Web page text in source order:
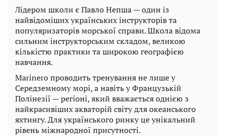
Лідером школи є Павло Непша — один із
найвідоміших українських інструкторів та
популяризаторів морської справи. Школа відома
сильним інструкторським складом, великою
кількістю практики та широкою географією
навчання.
Marinero проводить тренування не лише у
Середземному морі, а навіть у Французькій
Полінезії — регіоні, який вважається однією з
найкрасивіших акваторій світу для океанського
яхтингу. Для українського ринку це унікальний
рівень міжнародної присутності.